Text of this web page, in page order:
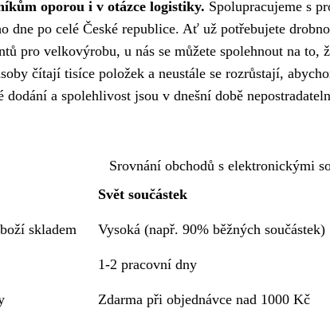
oporou i v otázce logistiky. Spolupracujeme s
dne po celé České republice. Ať už potřebujete
pro velkovýrobu, u nás se můžete spolehnout na to,
čítají tisíce položek a neustále se rozrůstají,
dodání a spolehlivost jsou v dnešní době
Srovnání obchodů s elektronickými
Svět součástek
skladem Vysoká (např. 90% běžných součástek)
1-2 pracovní dny
Zdarma při objednávce nad 1000 Kč